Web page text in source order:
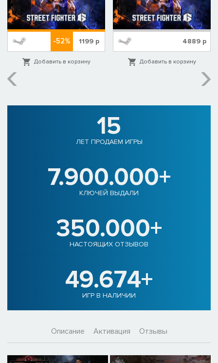
-52% 1199р
Добавить в корзину
4889 р
Добавить в корзину
15
ЛЕТ ПРОДАЕМ ИГРЫ
7.900.000+
КЛЮЧЕЙ ВЫДАЛИ
350.000+
НАСТОЯЩИХ ОТЗЫВОВ
49.674+
ИГР В НАЛИЧИИ
Описание Активация Отзывы